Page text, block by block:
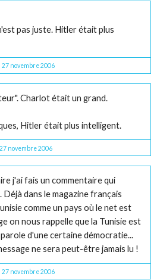
pas juste. Hitler était plus
27 novembre 2006
Charlot était un grand.
Hitler était plus intelligent.
novembre 2006
j'ai fais un commentaire qui
dans le magazine français
comme un pays où le net est
on nous rappelle que la Tunisie est
d'une certaine démocratie...
ne sera peut-être jamais lu !
27 novembre 2006